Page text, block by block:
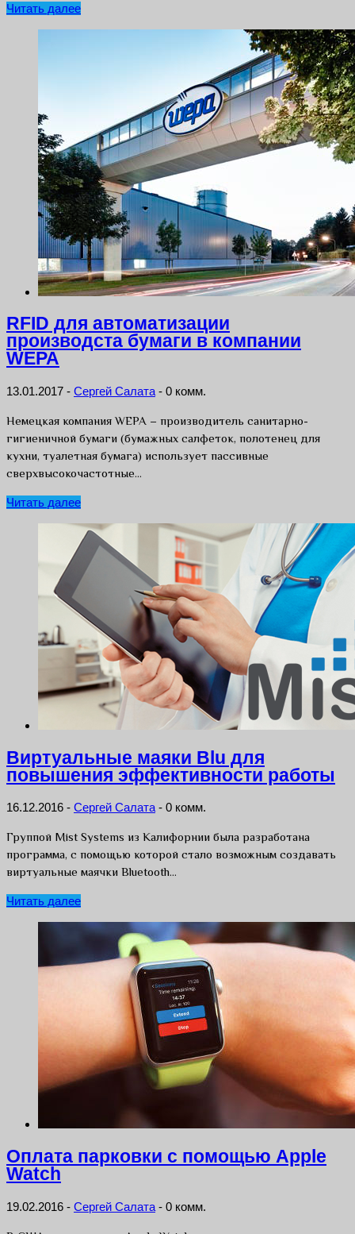
Читать далее
RFID для автоматизации
производста бумаги в компании
WEPA
13.01.2017 - Сергей Салата - 0 комм.
Немецкая компания WEPA – производитель санитарно-
гигиеничной бумаги (бумажных салфеток, полотенец для
кухни, туалетная бумага) использует пассивные
сверхвысокочастотные…
Читать далее
Виртуальные маяки Blu для
повышения эффективности работы
16.12.2016 - Сергей Салата - 0 комм.
Группой Mist Systems из Калифорнии была разработана
программа, с помощью которой стало возможным создавать
виртуальные маячки Bluetooth…
Читать далее
Оплата парковки с помощью Apple
Watch
19.02.2016 - Сергей Салата - 0 комм.